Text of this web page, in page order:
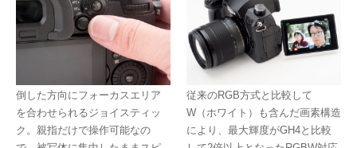
倒した方向にフォーカスエリア
を合わせられるジョイスティッ
ク。親指だけで操作可能なの
従来のRGB方式と比較して
W（ホワイト）も含んだ画素構造
により、最大輝度がGH4と比較